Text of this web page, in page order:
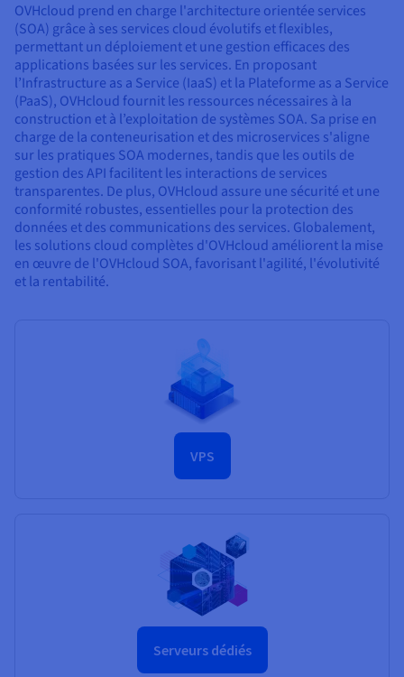
OVHcloud prend en charge l'architecture orientée services
(SOA) grâce à ses services cloud évolutifs et flexibles,
permettant un déploiement et une gestion efficaces des
applications basées sur les services. En proposant
l’Infrastructure as a Service (IaaS) et la Plateforme as a Service
(PaaS), OVHcloud fournit les ressources nécessaires à la
construction et à l’exploitation de systèmes SOA. Sa prise en
charge de la conteneurisation et des microservices s'aligne
sur les pratiques SOA modernes, tandis que les outils de
gestion des API facilitent les interactions de services
transparentes. De plus, OVHcloud assure une sécurité et une
conformité robustes, essentielles pour la protection des
données et des communications des services. Globalement,
les solutions cloud complètes d'OVHcloud améliorent la mise
en œuvre de l'OVHcloud SOA, favorisant l'agilité, l'évolutivité
et la rentabilité.
VPS
Serveurs dédiés